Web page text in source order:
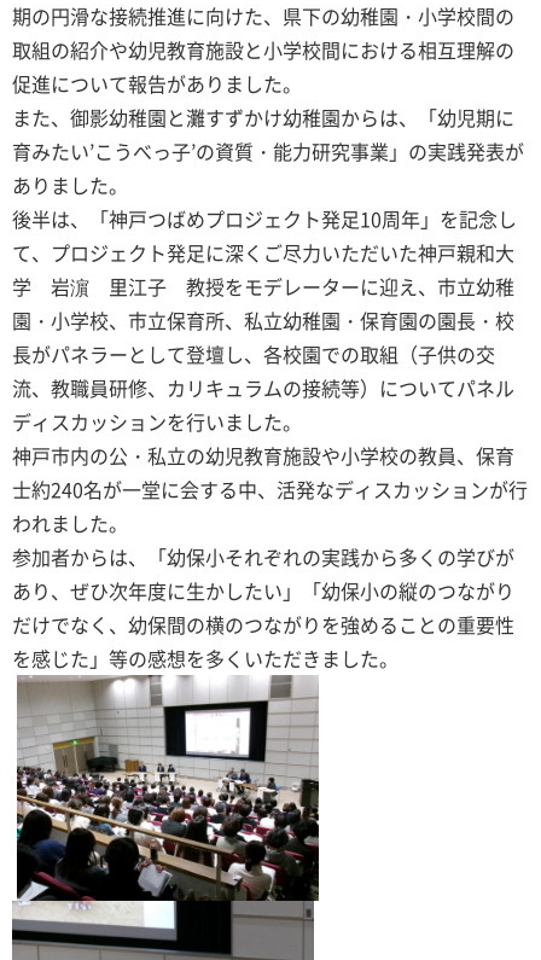
期の円滑な接続推進に向けた、県下の幼稚園・小学校間の
取組の紹介や幼児教育施設と小学校間における相互理解の
促進について報告がありました。
また、御影幼稚園と灘すずかけ幼稚園からは、「幼児期に
育みたい’こうべっ子’の資質・能力研究事業」の実践発表が
ありました。
後半は、「神戸つばめプロジェクト発足10周年」を記念し
て、プロジェクト発足に深くご尽力いただいた神戸親和大
学 岩濵 里江子 教授をモデレーターに迎え、市立幼稚
園・小学校、市立保育所、私立幼稚園・保育園の園長・校
長がパネラーとして登壇し、各校園での取組（子供の交
流、教職員研修、カリキュラムの接続等）についてパネル
ディスカッションを行いました。
神戸市内の公・私立の幼児教育施設や小学校の教員、保育
士約240名が一堂に会する中、活発なディスカッションが行
われました。
参加者からは、「幼保小それぞれの実践から多くの学びが
あり、ぜひ次年度に生かしたい」「幼保小の縦のつながり
だけでなく、幼保間の横のつながりを強めることの重要性
を感じた」等の感想を多くいただきました。